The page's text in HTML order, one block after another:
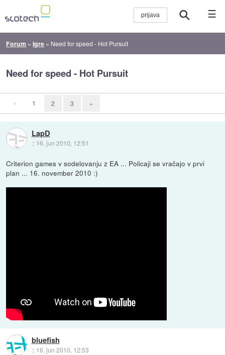
☰
Forum »Igre » Need for speed - Hot Pursuit
Need for speed - Hot Pursuit
« 1 2 3 »
LapD
:: 16. jun 2010, 12:51
Criterion games v sodelovanju z EA ... Policaji se vračajo v prvi
plan ... 16. november 2010 :)
bluefish
:: 16. jun 2010, 12:53